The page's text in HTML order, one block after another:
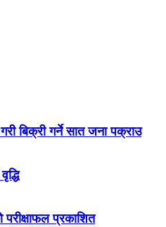
बिक्री गर्ने सात जना पक्राउ
परीक्षाफल प्रकाशित